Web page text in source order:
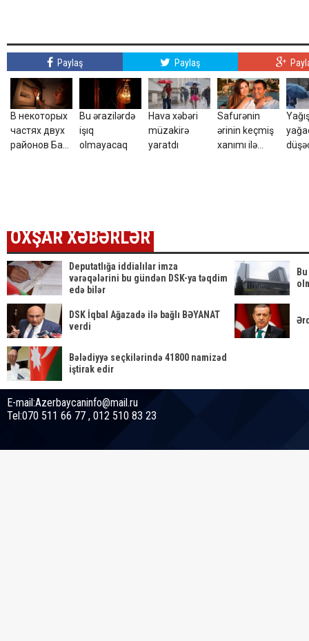
Paylaş Paylaş
В некоторых
частях двух
районов Баку
Bu ərazilərdə
işıq
olmayacaq
Hava xəbəri
müzakirə
yaratdı
Safurənin
ərinin keçmiş
xanımı ilə
OXŞAR XƏBƏRLƏR
Deputatlığa iddialılar imza
vərəqələrini bu gündən DSK-ya təqdim
edə bilər
DSK İqbal Ağazadə ilə bağlı BƏYANAT
verdi
Bələdiyyə seçkilərində 41800 namizəd
iştirak edir
E-mail:Azerbaycaninfo@mail.ru
Tel:070 511 66 77 , 012 510 83 23